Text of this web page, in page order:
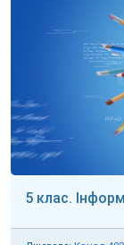
5 клас.